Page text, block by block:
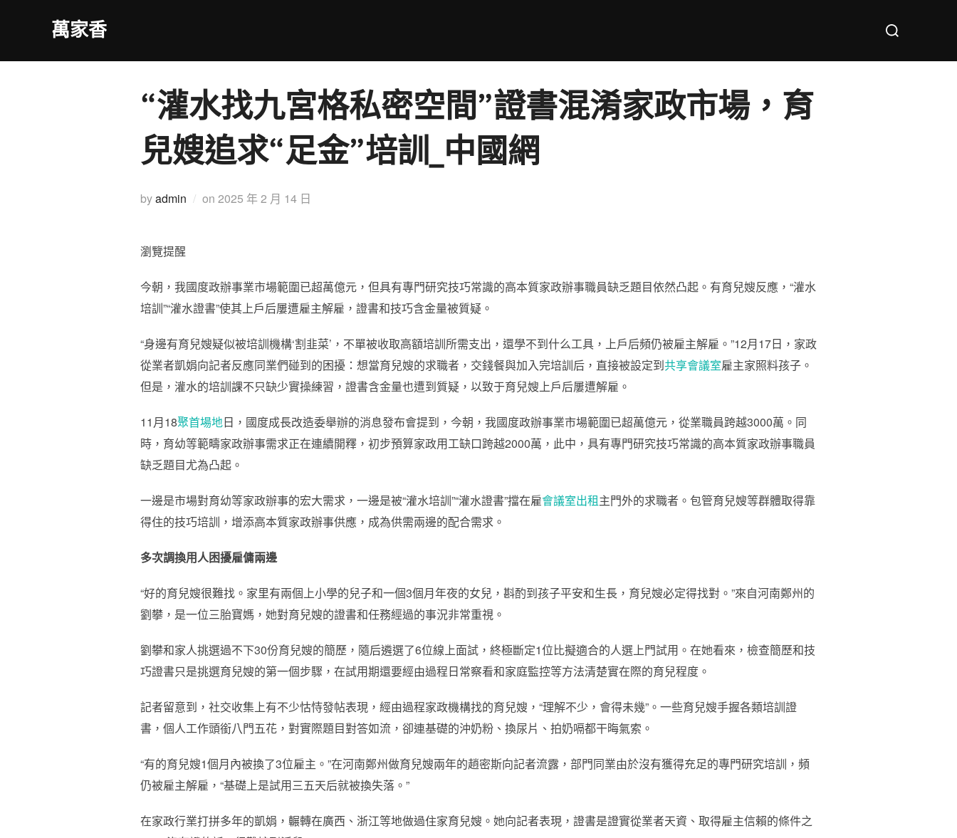
萬家香
Search
for:
“灌水找九宮格私密空間”證書混淆家政市場，育
兒嫂追求“足金”培訓_中國網
byadmin on Posted
2025 年 2 月 14 日
瀏覽提醒
今朝，我國度政辦事業市場範圍已超萬億元，但具有專門研究技巧常識的高本質家政辦事職員缺乏題目依然凸起。有育兒嫂反應，“灌水
培訓”“灌水證書”使其上戶后屢遭雇主解雇，證書和技巧含金量被質疑。
“身邊有育兒嫂疑似被培訓機構‘割韭菜’，不單被收取高額培訓所需支出，還學不到什么工具，上戶后頻仍被雇主解雇。”12月17日，家政
從業者凱娟向記者反應同業們碰到的困擾：想當育兒嫂的求職者，交錢餐與加入完培訓后，直接被設定到共享會議室雇主家照料孩子。
但是，灌水的培訓課不只缺少實操練習，證書含金量也遭到質疑，以致于育兒嫂上戶后屢遭解雇。
11月18聚首場地日，國度成長改造委舉辦的消息發布會提到，今朝，我國度政辦事業市場範圍已超萬億元，從業職員跨越3000萬。同
時，育幼等範疇家政辦事需求正在連續開釋，初步預算家政用工缺口跨越2000萬，此中，具有專門研究技巧常識的高本質家政辦事職員
缺乏題目尤為凸起。
一邊是市場對育幼等家政辦事的宏大需求，一邊是被“灌水培訓”“灌水證書”擋在雇會議室出租主門外的求職者。包管育兒嫂等群體取得靠
得住的技巧培訓，增添高本質家政辦事供應，成為供需兩邊的配合需求。
多次調換用人困擾雇傭兩邊
“好的育兒嫂很難找。家里有兩個上小學的兒子和一個3個月年夜的女兒，斟酌到孩子平安和生長，育兒嫂必定得找對。”來自河南鄭州的
劉攀，是一位三胎寶媽，她對育兒嫂的證書和任務經過的事況非常重視。
劉攀和家人挑選過不下30份育兒嫂的簡歷，隨后遴選了6位線上面試，終極斷定1位比擬適合的人選上門試用。在她看來，檢查簡歷和技
巧證書只是挑選育兒嫂的第一個步驟，在試用期還要經由過程日常察看和家庭監控等方法清楚實在際的育兒程度。
記者留意到，社交收集上有不少怙恃發帖表現，經由過程家政機構找的育兒嫂，“理解不少，會得未幾”。一些育兒嫂手握各類培訓證
書，個人工作頭銜八門五花，對實際題目對答如流，卻連基礎的沖奶粉、換尿片、拍奶嗝都干晦氣索。
“有的育兒嫂1個月內被換了3位雇主。”在河南鄭州做育兒嫂兩年的趙密斯向記者流露，部門同業由於沒有獲得充足的專門研究培訓，頻
仍被雇主解雇，“基礎上是試用三五天后就被換失落。”
在家政行業打拼多年的凱娟，輾轉在廣西、浙江等地做過住家育兒嫂。她向記者表現，證書是證實從業者天資、取得雇主信賴的條件之